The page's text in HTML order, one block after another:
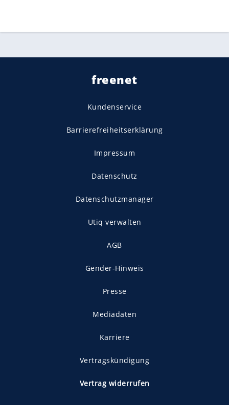
freenet
Kundenservice
Barrierefreiheitserklärung
Impressum
Datenschutz
Datenschutzmanager
Utiq verwalten
AGB
Gender-Hinweis
Presse
Mediadaten
Karriere
Vertragskündigung
Vertrag widerrufen